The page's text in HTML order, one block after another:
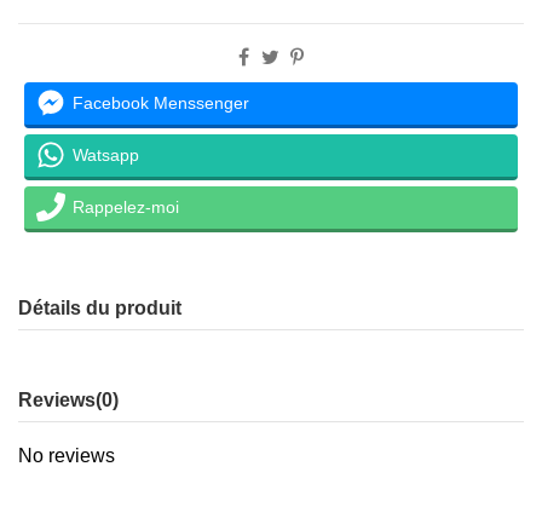
Facebook Menssenger
Watsapp
Rappelez-moi
Détails du produit
Reviews(0)
No reviews